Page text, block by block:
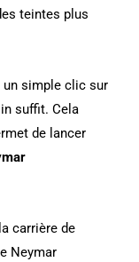
teintes plus
un simple clic sur
suffit. Cela
de lancer
carrière de
Neymar